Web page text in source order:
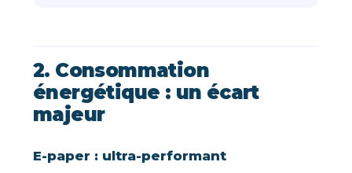
2. Consommation
énergétique : un écart
majeur
E-paper : ultra-performant